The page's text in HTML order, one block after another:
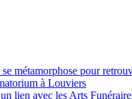
métamorphose pour
à Louviers
lien avec les Arts